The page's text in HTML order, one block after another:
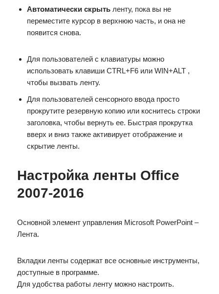
Автоматически скрыть ленту, пока вы не
переместите курсор в верхнюю часть, и она не
появится снова.
Для пользователей с клавиатуры можно
использовать клавиши CTRL+F6 или WIN+ALT ,
чтобы вызвать ленту.
Для пользователей сенсорного ввода просто
прокрутите резервную копию или коснитесь строки
заголовка, чтобы вернуть ее. Быстрая прокрутка
вверх и вниз также активирует отображение и
скрытие ленты.
Настройка ленты Office
2007-2016
Основной элемент управления Microsoft PowerPoint –
Лента.
Вкладки ленты содержат все основные инструменты,
доступные в программе.
Для удобства работы ленту можно настроить.